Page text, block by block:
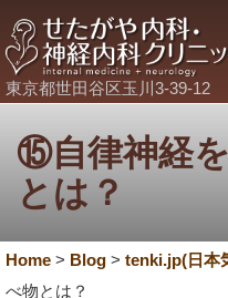
東京都世田谷区玉川3-39-12
⑮自律神経
とは？
Home > Blog > tenki.jp(日本
べ物とは？